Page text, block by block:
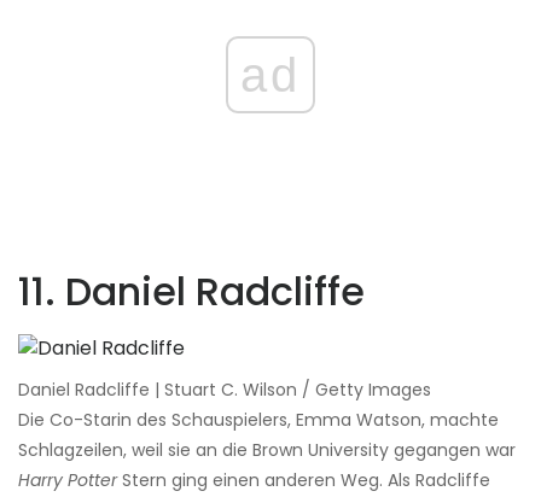
ad
11. Daniel Radcliffe
Daniel Radcliffe | Stuart C. Wilson / Getty Images
Die Co-Starin des Schauspielers, Emma Watson, machte
Schlagzeilen, weil sie an die Brown University gegangen war
Harry PotterStern ging einen anderen Weg. Als Radcliffe